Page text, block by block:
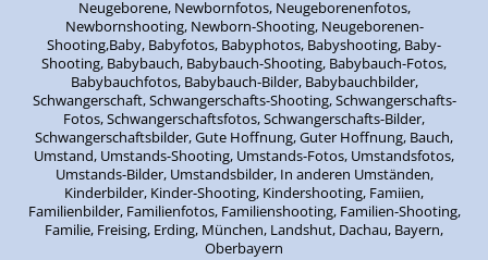
Neugeborene, Newbornfotos, Neugeborenenfotos,
Newbornshooting, Newborn-Shooting, Neugeborenen-
Shooting,Baby, Babyfotos, Babyphotos, Babyshooting, Baby-
Shooting, Babybauch, Babybauch-Shooting, Babybauch-Fotos,
Babybauchfotos, Babybauch-Bilder, Babybauchbilder,
Schwangerschaft, Schwangerschafts-Shooting, Schwangerschafts-
Fotos, Schwangerschaftsfotos, Schwangerschafts-Bilder,
Schwangerschaftsbilder, Gute Hoffnung, Guter Hoffnung, Bauch,
Umstand, Umstands-Shooting, Umstands-Fotos, Umstandsfotos,
Umstands-Bilder, Umstandsbilder, In anderen Umständen,
Kinderbilder, Kinder-Shooting, Kindershooting, Famiien,
Familienbilder, Familienfotos, Familienshooting, Familien-Shooting,
Familie, Freising, Erding, München, Landshut, Dachau, Bayern,
Oberbayern